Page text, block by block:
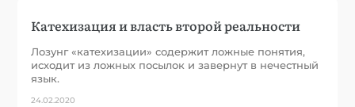
Катехизация и власть второй реальности
Лозунг «катехизации» содержит ложные понятия,
исходит из ложных посылок и завернут в нечестный
язык.
24.02.2020